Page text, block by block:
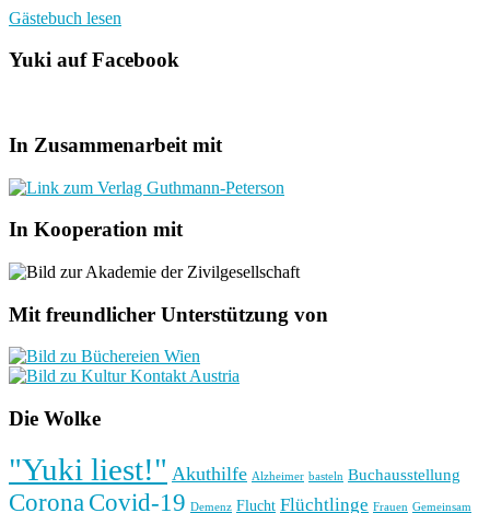
Gästebuch lesen
Yuki auf Facebook
In Zusammenarbeit mit
In Kooperation mit
Mit freundlicher Unterstützung von
Die Wolke
"Yuki liest!" Akuthilfe Alzheimer basteln Buchausstellung
Corona Covid-19 Demenz Flucht Flüchtlinge Frauen Gemeinsam